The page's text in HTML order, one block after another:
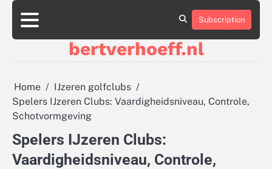
Skip
content
About
Contact
Cookie
Privacy
Sitemap
Terms
Conditions
Subscription
bertverhoeff.nl
Home
IJzeren golfclubs
Spelers IJzeren Clubs: Vaardigheidsniveau, Controle,
Schotvormgeving
Spelers IJzeren Clubs:
Vaardigheidsniveau, Controle,